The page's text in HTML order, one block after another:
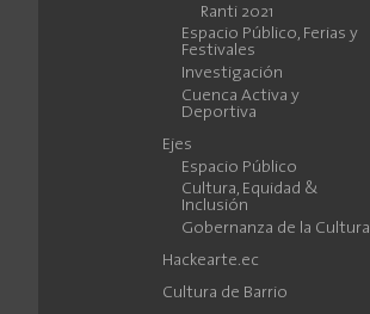
Ranti 2021
Espacio Público, Ferias y
Festivales
Investigación
Cuenca Activa y
Deportiva
Ejes
Espacio Público
Cultura, Equidad &
Inclusión
Gobernanza de la Cultura
Hackearte.ec
Cultura de Barrio